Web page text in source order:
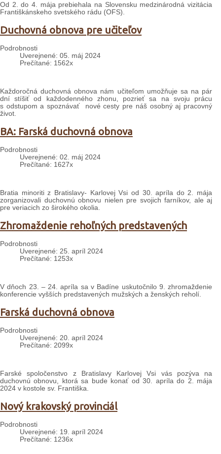
Od 2. do 4. mája prebiehala na Slovensku medzinárodná vizitácia
Františkánskeho svetského rádu (OFS).
Duchovná obnova pre učiteľov
Podrobnosti
Uverejnené: 05. máj 2024
Prečítané: 1562x
Každoročná duchovná obnova nám učiteľom umožňuje sa na pár
dní stíšiť od každodenného zhonu, pozrieť sa na svoju prácu
s odstupom a spoznávať nové cesty pre náš osobný aj pracovný
život.
BA: Farská duchovná obnova
Podrobnosti
Uverejnené: 02. máj 2024
Prečítané: 1627x
Bratia minoriti z Bratislavy- Karlovej Vsi od 30. apríla do 2. mája
zorganizovali duchovnú obnovu nielen pre svojich farníkov, ale aj
pre veriacich zo širokého okolia.
Zhromaždenie rehoľných predstavených
Podrobnosti
Uverejnené: 25. apríl 2024
Prečítané: 1253x
V dňoch 23. – 24. apríla sa v Badíne uskutočnilo 9. zhromaždenie
konferencie vyšších predstavených mužských a ženských reholí.
Farská duchovná obnova
Podrobnosti
Uverejnené: 20. apríl 2024
Prečítané: 2099x
Farské spoločenstvo z Bratislavy Karlovej Vsi vás pozýva na
duchovnú obnovu, ktorá sa bude konať od 30. apríla do 2. mája
2024 v kostole sv. Františka.
Nový krakovský provinciál
Podrobnosti
Uverejnené: 19. apríl 2024
Prečítané: 1236x